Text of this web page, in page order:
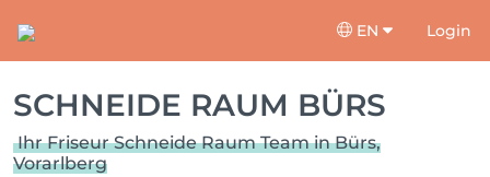
EN Login
SCHNEIDE RAUM BÜRS
Ihr Friseur Schneide Raum Team in Bürs,
Vorarlberg